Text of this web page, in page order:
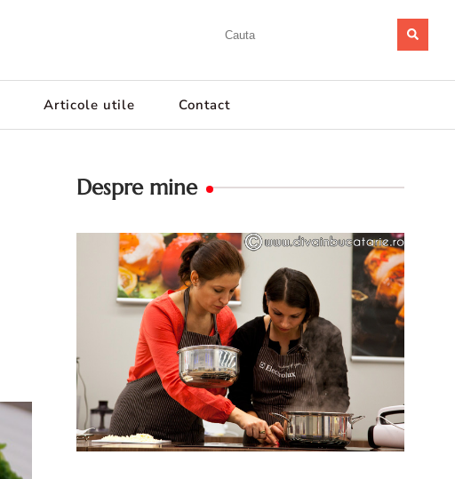
Articole utile Contact
Despre mine